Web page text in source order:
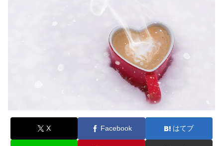
X Facebook はてブ